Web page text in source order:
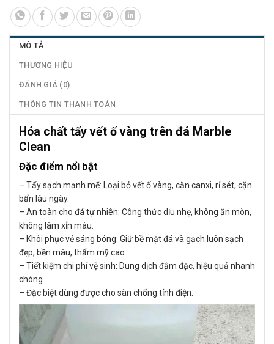
MÔ TẢ
THƯƠNG HIỆU
ĐÁNH GIÁ (0)
THÔNG TIN THANH TOÁN
Hóa chất tẩy vết ố vàng trên đá Marble
Clean
Đặc điểm nổi bật
– Tẩy sạch mạnh mẽ: Loại bỏ vết ố vàng, cặn canxi, rỉ sét, cặn
bẩn lâu ngày.
– An toàn cho đá tự nhiên: Công thức dịu nhẹ, không ăn mòn,
không làm xỉn màu.
– Khôi phục vẻ sáng bóng: Giữ bề mặt đá và gạch luôn sạch
đẹp, bền màu, thẩm mỹ cao.
– Tiết kiệm chi phí vệ sinh: Dung dịch đậm đặc, hiệu quả nhanh
chóng.
– Đặc biệt dùng được cho sàn chống tỉnh điện.